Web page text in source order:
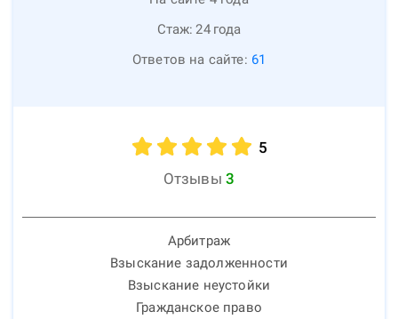
Стаж: 24 года
Ответов на сайте: 61
5
Отзывы 3
Арбитраж
Взыскание задолженности
Взыскание неустойки
Гражданское право